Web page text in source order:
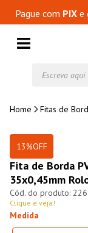
Pague com PIXe
Fitas de
13%OFF
Fita de Borda
35x0,45mm
Clique e veja!
Medida